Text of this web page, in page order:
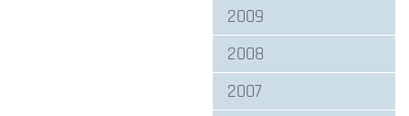
2009
2008
2007